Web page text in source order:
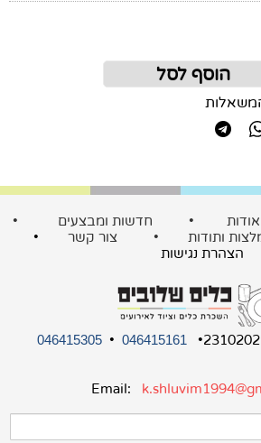
הוסף לסל
אודות • חדשות ומבצעים •
ותודות • צור קשר
•
הצהרת נגישות
046415161
•
046415305
Email: